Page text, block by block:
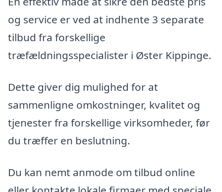
og service er ved at indhente 3 separate
tilbud fra forskellige
træfældningsspecialister i Øster Kippinge.
Dette giver dig mulighed for at
sammenligne omkostninger, kvalitet og
tjenester fra forskellige virksomheder, før
du træffer en beslutning.
Du kan nemt anmode om tilbud online